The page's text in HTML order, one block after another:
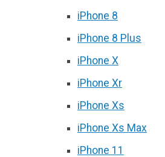
iPhone 8
iPhone 8 Plus
iPhone X
iPhone Xr
iPhone Xs
iPhone Xs Max
iPhone 11